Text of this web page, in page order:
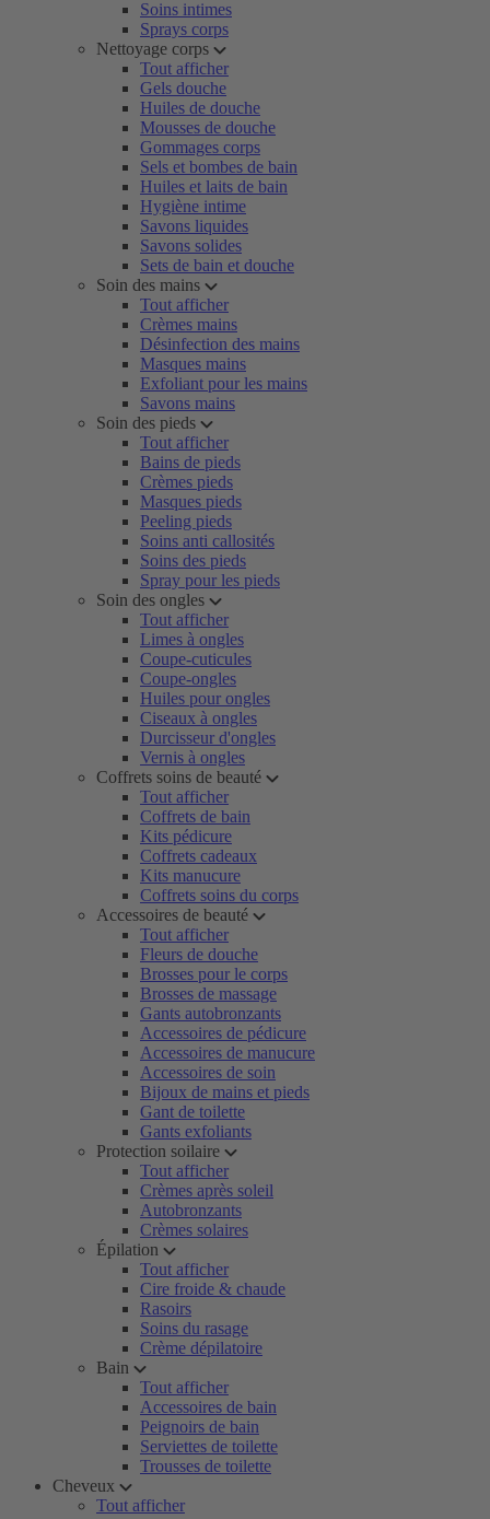
Soins intimes
Sprays corps
Nettoyage corps
Tout afficher
Gels douche
Huiles de douche
Mousses de douche
Gommages corps
Sels et bombes de bain
Huiles et laits de bain
Hygiène intime
Savons liquides
Savons solides
Sets de bain et douche
Soin des mains
Tout afficher
Crèmes mains
Désinfection des mains
Masques mains
Exfoliant pour les mains
Savons mains
Soin des pieds
Tout afficher
Bains de pieds
Crèmes pieds
Masques pieds
Peeling pieds
Soins anti callosités
Soins des pieds
Spray pour les pieds
Soin des ongles
Tout afficher
Limes à ongles
Coupe-cuticules
Coupe-ongles
Huiles pour ongles
Ciseaux à ongles
Durcisseur d'ongles
Vernis à ongles
Coffrets soins de beauté
Tout afficher
Coffrets de bain
Kits pédicure
Coffrets cadeaux
Kits manucure
Coffrets soins du corps
Accessoires de beauté
Tout afficher
Fleurs de douche
Brosses pour le corps
Brosses de massage
Gants autobronzants
Accessoires de pédicure
Accessoires de manucure
Accessoires de soin
Bijoux de mains et pieds
Gant de toilette
Gants exfoliants
Protection soilaire
Tout afficher
Crèmes après soleil
Autobronzants
Crèmes solaires
Épilation
Tout afficher
Cire froide & chaude
Rasoirs
Soins du rasage
Crème dépilatoire
Bain
Tout afficher
Accessoires de bain
Peignoirs de bain
Serviettes de toilette
Trousses de toilette
Cheveux
Tout afficher